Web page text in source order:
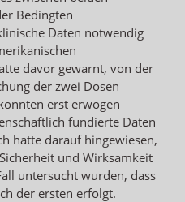
Bedingten
Daten notwendig
davor gewarnt, von der
der zwei Dosen
erst erwogen
fundierte Daten
hatte darauf hingewiesen,
und Wirksamkeit
untersucht wurden, dass
der ersten erfolgt.